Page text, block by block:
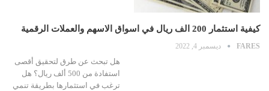
كيفية استثمار 200 الف ريال في اسواق الاسهم والعملات الرقمية
FARES ديسمبر 4, 2022
هل تبحث عن طرق لتحقيق أقصى
استفادة من 500 ألف ريال؟ هل
ترغب في استثمارها بطريقة تنمي